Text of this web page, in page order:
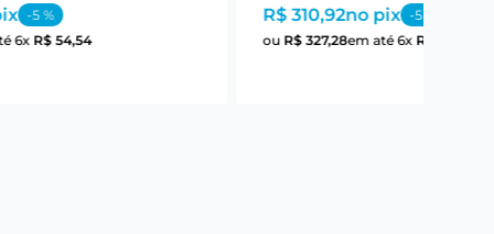
-5%
6x R$ 54,54
R$ 310,92no pix -5
ou R$ 327,28em até6x R$